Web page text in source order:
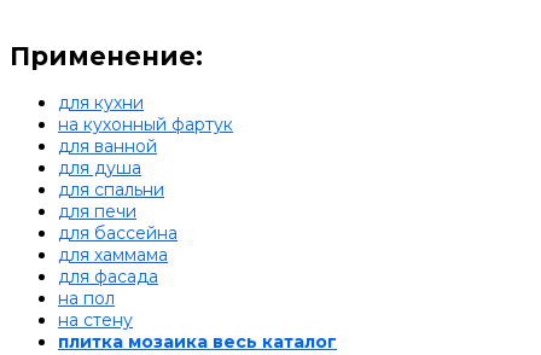
Применение:
для кухни
на кухонный фартук
для ванной
для душа
для спальни
для печи
для бассейна
для хаммама
для фасада
на пол
на стену
плитка мозаика весь каталог